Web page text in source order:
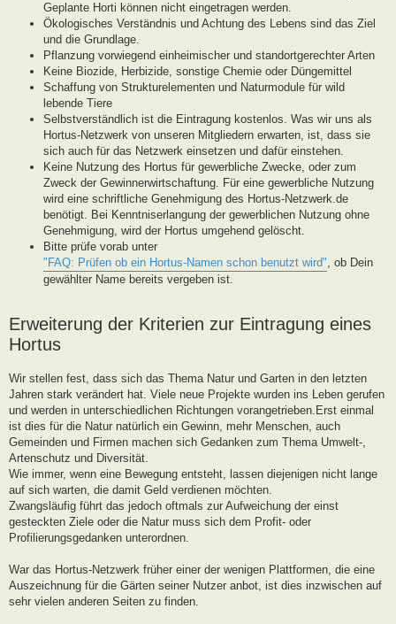
Geplante Horti können nicht eingetragen werden.
Ökologisches Verständnis und Achtung des Lebens sind das Ziel
und die Grundlage.
Pflanzung vorwiegend einheimischer und standortgerechter Arten
Keine Biozide, Herbizide, sonstige Chemie oder Düngemittel
Schaffung von Strukturelementen und Naturmodule für wild
lebende Tiere
Selbstverständlich ist die Eintragung kostenlos. Was wir uns als
Hortus-Netzwerk von unseren Mitgliedern erwarten, ist, dass sie
sich auch für das Netzwerk einsetzen und dafür einstehen.
Keine Nutzung des Hortus für gewerbliche Zwecke, oder zum
Zweck der Gewinnerwirtschaftung. Für eine gewerbliche Nutzung
wird eine schriftliche Genehmigung des Hortus-Netzwerk.de
benötigt. Bei Kenntniserlangung der gewerblichen Nutzung ohne
Genehmigung, wird der Hortus umgehend gelöscht.
Bitte prüfe vorab unter
"FAQ: Prüfen ob ein Hortus-Namen schon benutzt wird", ob Dein
gewählter Name bereits vergeben ist.
Erweiterung der Kriterien zur Eintragung eines
Hortus
Wir stellen fest, dass sich das Thema Natur und Garten in den letzten
Jahren stark verändert hat. Viele neue Projekte wurden ins Leben gerufen
und werden in unterschiedlichen Richtungen vorangetrieben.Erst einmal
ist dies für die Natur natürlich ein Gewinn, mehr Menschen, auch
Gemeinden und Firmen machen sich Gedanken zum Thema Umwelt-,
Artenschutz und Diversität.
Wie immer, wenn eine Bewegung entsteht, lassen diejenigen nicht lange
auf sich warten, die damit Geld verdienen möchten.
Zwangsläufig führt das jedoch oftmals zur Aufweichung der einst
gesteckten Ziele oder die Natur muss sich dem Profit- oder
Profilierungsgedanken unterordnen.
War das Hortus-Netzwerk früher einer der wenigen Plattformen, die eine
Auszeichnung für die Gärten seiner Nutzer anbot, ist dies inzwischen auf
sehr vielen anderen Seiten zu finden.